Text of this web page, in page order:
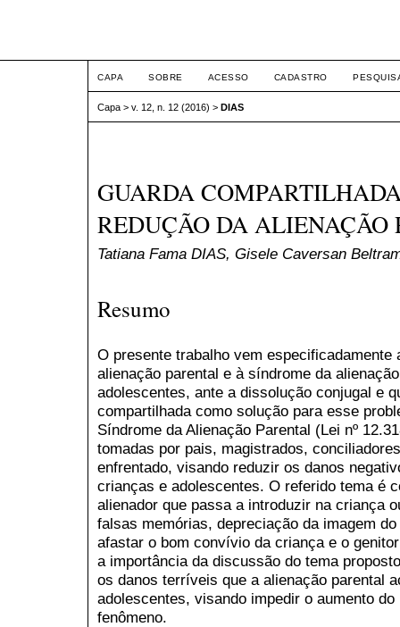
CAPA SOBRE ACESSO CADASTRO
Capa > v. 12, n. 12 (2016) > DIAS
GUARDA
REDUÇÃO DA ALIENAÇÃO
Tatiana Fama DIAS, Gisele Caversan
Resumo
O presente trabalho vem especificadamente
alienação parental e à síndrome da
adolescentes, ante a dissolução conjugal e
compartilhada como solução para esse
Síndrome da Alienação Parental (Lei nº
tomadas por pais, magistrados,
enfrentado, visando reduzir os danos
crianças e adolescentes. O referido tema é
alienador que passa a introduzir na criança
falsas memórias, depreciação da imagem
afastar o bom convívio da criança e o
a importância da discussão do tema
os danos terríveis que a alienação parental
adolescentes, visando impedir o aumento
fenômeno.